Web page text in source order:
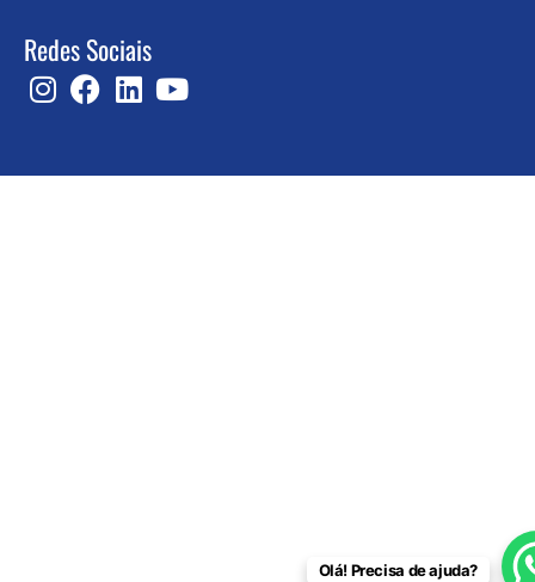
Redes Sociais
Olá! Precisa de ajuda?